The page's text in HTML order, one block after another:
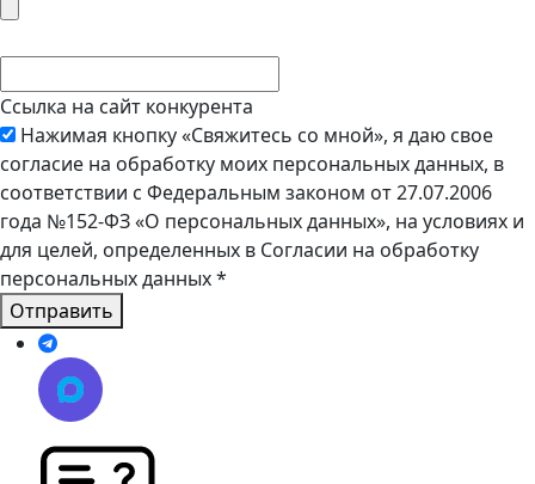
Ссылка на сайт конкурента
Нажимая кнопку «Свяжитесь со мной», я даю свое
согласие на обработку моих персональных данных, в
соответствии с Федеральным законом от 27.07.2006
года №152-ФЗ «О персональных данных», на условиях и
для целей, определенных в Согласии на обработку
персональных данных*
Отправить